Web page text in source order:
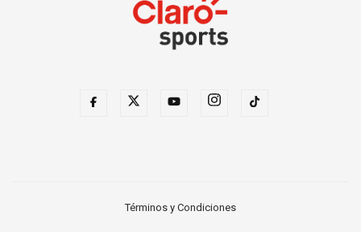
Términos y Condiciones